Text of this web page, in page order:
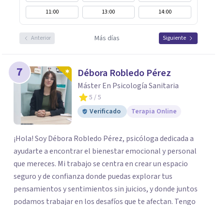
11:00
13:00 14:00
Anterior Más días Siguiente
7 Débora Robledo Pérez
Máster En Psicología Sanitaria
5 / 5
Verificado
Terapia Online
¡Hola! Soy Débora Robledo Pérez, psicóloga dedicada a
ayudarte a encontrar el bienestar emocional y personal
que mereces. Mi trabajo se centra en crear un espacio
seguro y de confianza donde puedas explorar tus
pensamientos y sentimientos sin juicios, y donde juntos
podamos trabajar en los desafíos que te afectan. Tengo